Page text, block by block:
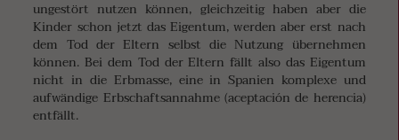
ungestört nutzen können, gleichzeitig haben aber die
Kinder schon jetzt das Eigentum, werden aber erst nach
dem Tod der Eltern selbst die Nutzung übernehmen
können. Bei dem Tod der Eltern fällt also das Eigentum
nicht in die Erbmasse, eine in Spanien komplexe und
aufwändige Erbschaftsannahme (aceptación de herencia)
entfällt.